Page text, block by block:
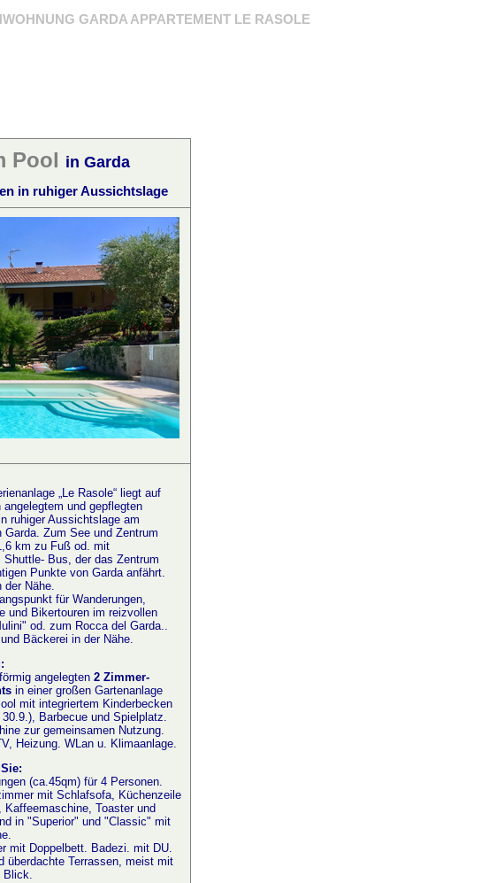
GARDA APPARTEMENT LE RASOLE
Pool in Garda
in ruhiger Aussichtslage
„Le Rasole“ liegt auf
angelegtem und gepflegten
ruhiger Aussichtslage am
Garda. Zum See und Zentrum
km zu Fuß od. mit
Bus, der das Zentrum
Punkte von Garda anfährt.
der Nähe.
für Wanderungen,
und Bikertouren im reizvollen
od. zum Rocca del Garda..
Bäckerei in der Nähe.
angelegten 2 Zimmer-
in einer großen Gartenanlage
mit integriertem Kinderbecken
Barbecue und Spielplatz.
zur gemeinsamen Nutzung.
Heizung. WLan u. Klimaanlage.
(ca.45qm) für 4 Personen.
mit Schlafsofa, Küchenzeile
Kaffeemaschine, Toaster und
in "Superior" und "Classic" mit
mit Doppelbett. Badezi. mit DU.
überdachte Terrassen, meist mit
Blick.